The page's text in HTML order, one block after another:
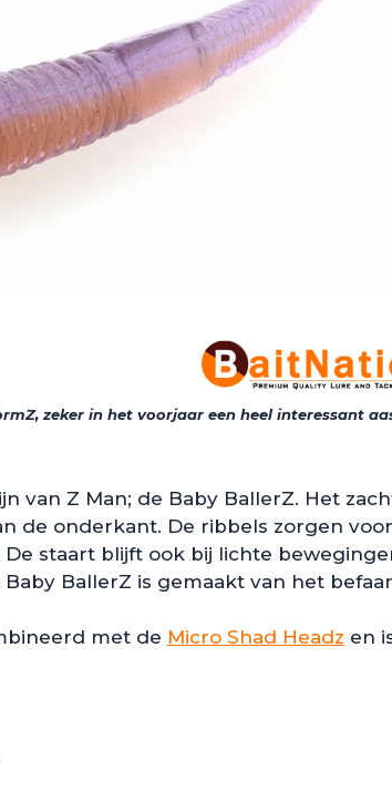
zeker in het voorjaar een heel interessant
van Z Man; de Baby BallerZ. Het
de onderkant. De ribbels zorgen
staart blijft ook bij lichte
BallerZ is gemaakt van het
met de Micro Shad Headz en